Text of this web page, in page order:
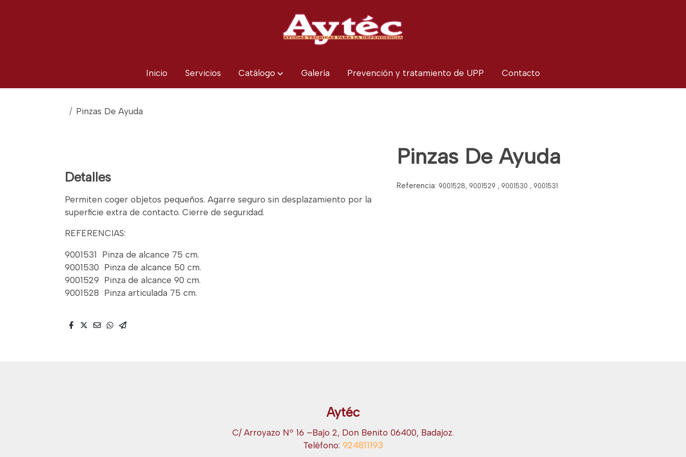
Inicio Servicios Catálogo Galería Prevención y tratamiento de UPP Contacto
Pinzas De Ayuda
Detalles
Permiten coger objetos pequeños. Agarre seguro sin desplazamiento por la
superficie extra de contacto. Cierre de seguridad.
REFERENCIAS:
9001531 Pinza de alcance 75 cm.
9001530 Pinza de alcance 50 cm.
9001529 Pinza de alcance 90 cm.
9001528 Pinza articulada 75 cm.
Pinzas De Ayuda
Referencia: 9001528, 9001529 , 9001530 , 9001531
Aytéc
C/ Arroyazo Nº 16 –Bajo 2, Don Benito 06400, Badajoz.
Teléfono: 924811193